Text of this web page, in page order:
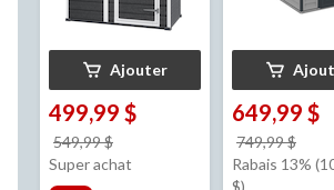
Ajouter
499,99 $
549,99 $
était
Super achat
649,99 $
749,99 $
était
Rabais 13%